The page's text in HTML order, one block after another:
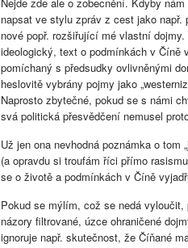
napsat ve stylu zpráv z cest jako
nové popř. rozšiřující mé vlastní
ideologický, text o podmínkách v Číně
pomíchaný s předsudky ovlivněnými
heslovitě vybrány pojmy jako
Naprosto zbytečné, pokud se s námi
svá politická přesvědčení nemusel
Už jen ona nevhodná poznámka o tom
(a opravdu si troufám říci přímo
se o životě a podmínkách v Číně
Pokud se mýlím, což se nedá
názory filtrované, úzce ohraničené
ignoruje např. skutečnost, že Číňané